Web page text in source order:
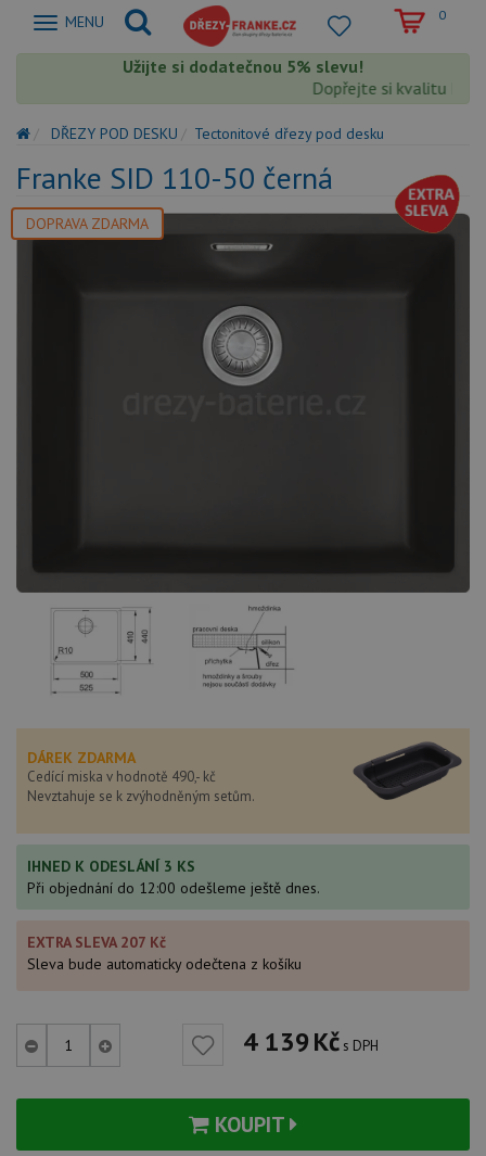
Zobrazit
MENU 0
Užijte si dodatečnou 5% slevu!
Dopřejte si kvalitu
DŘEZY POD DESKU Tectonitové dřezy pod desku
Franke SID 110-50 černá
DOPRAVA ZDARMA
DÁREK ZDARMA
Cedící miska v hodnotě 490,- kč
Nevztahuje se k zvýhodněným setům.
IHNED K ODESLÁNÍ 3 KS
Při objednání do 12:00 odešleme ještě dnes.
EXTRA SLEVA 207 Kč
Sleva bude automaticky odečtena z košíku
4 139Kč s DPH
KOUPIT